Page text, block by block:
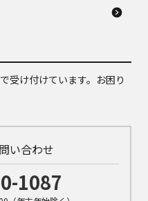
受け付けています。お困り
い合わせ
1087